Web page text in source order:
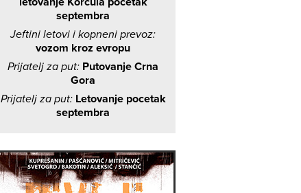
septembra
Jeftini letovi i kopneni prevoz:
vozom kroz evropu
Prijatelj za put: Putovanje Crna
Gora
Prijatelj za put: Letovanje pocetak
septembra